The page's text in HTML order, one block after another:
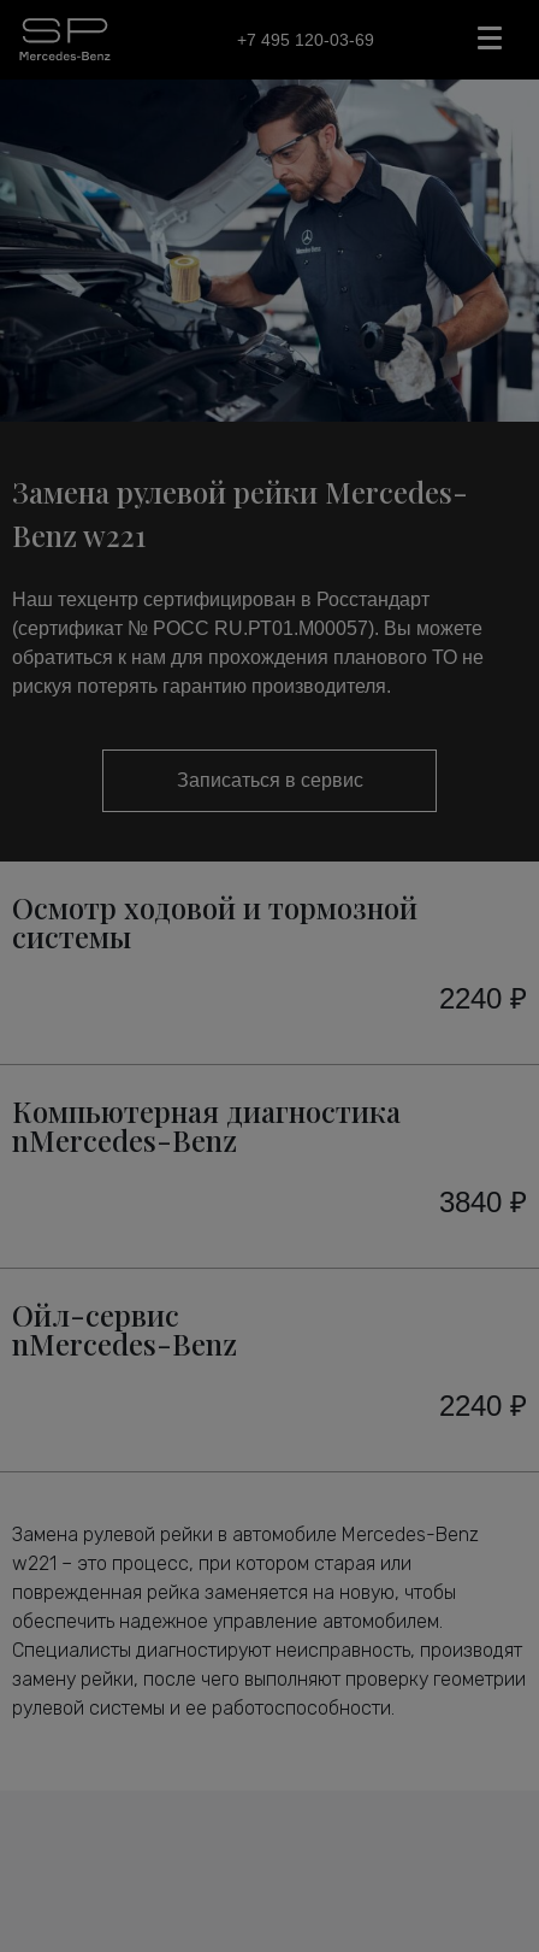
+7 495 120-03-69
Замена рулевой рейки Mercedes-
Benz w221
Наш техцентр сертифицирован в Росстандарт
(сертификат № РОСС RU.РТ01.М00057). Вы можете
обратиться к нам для прохождения планового ТО не
рискуя потерять гарантию производителя.
Записаться в сервис
Осмотр ходовой и тормозной
системы
2240 ₽
Компьютерная диагностика
nMercedes-Benz
3840 ₽
Ойл-сервис
nMercedes-Benz
2240 ₽
Замена рулевой рейки в автомобиле Mercedes-Benz
w221 – это процесс, при котором старая или
поврежденная рейка заменяется на новую, чтобы
обеспечить надежное управление автомобилем.
Специалисты диагностируют неисправность, производят
замену рейки, после чего выполняют проверку геометрии
рулевой системы и ее работоспособности.